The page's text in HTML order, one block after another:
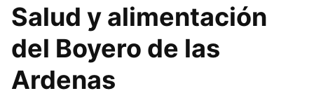
Salud y alimentación
del Boyero de las
Ardenas